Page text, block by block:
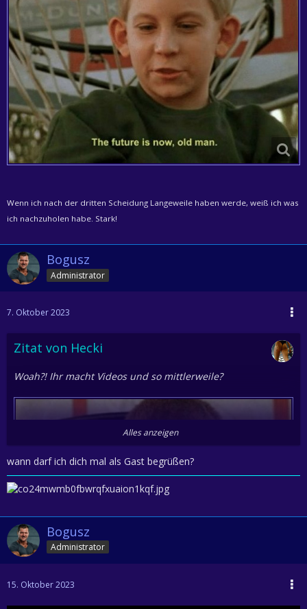
Wenn ich nach der dritten Scheidung Langeweile haben werde, weiß ich was
ich nachzuholen habe. Stark!
Bogusz
Administrator
7. Oktober 2023
Zitat von Hecki
Woah?! Ihr macht Videos und so mittlerweile?
Alles anzeigen
wann darf ich dich mal als Gast begrüßen?
Bogusz
Administrator
15. Oktober 2023